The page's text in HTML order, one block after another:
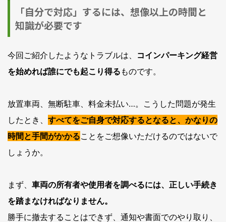
「自分で対応」するには、想像以上の時間と
知識が必要です
今回ご紹介したようなトラブルは、 コインパーキング経営
を始めれば誰にでも起こり得る ものです。
放置車両、無断駐車、料金未払い…。こうした問題が発生
したとき、 すべてをご自身で対応するとなると、かなりの
時間と手間がかかることをご想像いただけるのではないで
しょうか。
まず、 車両の所有者や使用者を調べるには、正しい手続き
を踏まなければなりません。
勝手に撤去することはできず、通知や書面でのやり取り、